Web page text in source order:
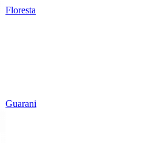
Floresta
Guarani